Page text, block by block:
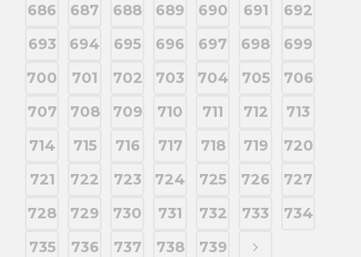
686
687 688 689 690 691
692
693
694 695 696 697 698
699
700
701 702 703 704 705
706
707
708 709 710 711 712
713
714
715 716 717 718 719
720
721
722 723 724 725 726
727
728
729 730 731 732 733
734
735
736 737 738 739